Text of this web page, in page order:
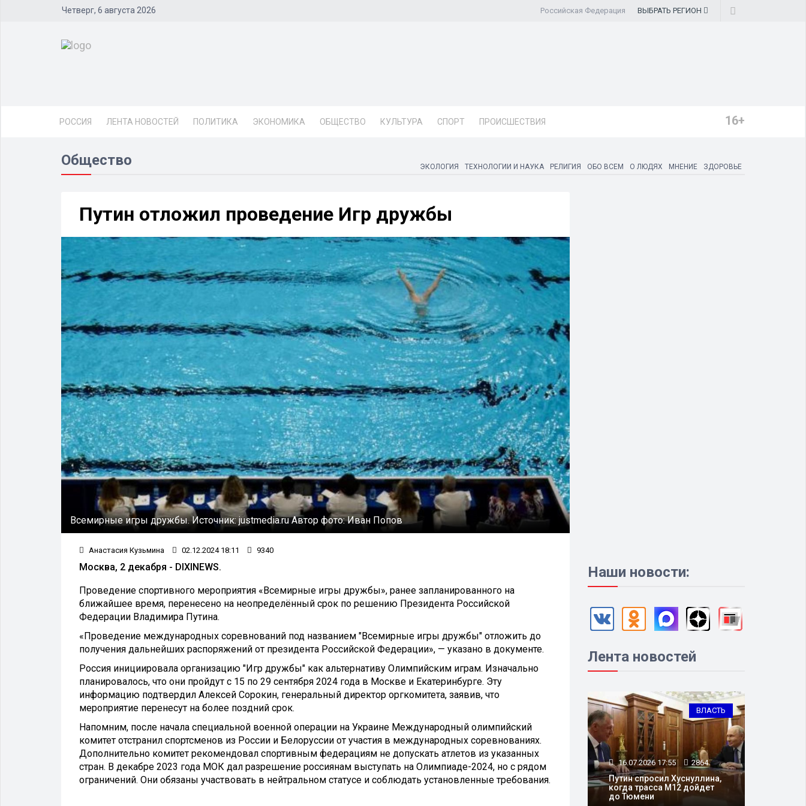
Четверг, 6 августа 2026 Российская Федерация ВЫБРАТЬ РЕГИОН
РОССИЯ ЛЕНТА НОВОСТЕЙ ПОЛИТИКА ЭКОНОМИКА ОБЩЕСТВО КУЛЬТУРА СПОРТ ПРОИСШЕСТВИЯ 16+
Общество ЭКОЛОГИЯ ТЕХНОЛОГИИ И НАУКА РЕЛИГИЯ ОБО ВСЕМ О ЛЮДЯХ МНЕНИЕ ЗДОРОВЬЕ
Путин отложил проведение Игр дружбы
Всемирные игры дружбы.Источник:justmedia.ruАвтор фото:Иван Попов
Анастасия Кузьмина 02.12.2024 18:11 9340
Москва, 2 декабря - DIXINEWS.
Проведение спортивного мероприятия «Всемирные игры дружбы», ранее запланированного на
ближайшее время, перенесено на неопределённый срок по решению Президента Российской
Федерации Владимира Путина.
«Проведение международных соревнований под названием "Всемирные игры дружбы" отложить до
получения дальнейших распоряжений от президента Российской Федерации», — указано в документе.
Россия инициировала организацию "Игр дружбы" как альтернативу Олимпийским играм. Изначально
планировалось, что они пройдут с 15 по 29 сентября 2024 года в Москве и Екатеринбурге. Эту
информацию подтвердил Алексей Сорокин, генеральный директор оргкомитета, заявив, что
мероприятие перенесут на более поздний срок.
Напомним, после начала специальной военной операции на Украине Международный олимпийский
комитет отстранил спортсменов из России и Белоруссии от участия в международных соревнованиях.
Дополнительно комитет рекомендовал спортивным федерациям не допускать атлетов из указанных
стран. В декабре 2023 года МОК дал разрешение россиянам выступать на Олимпиаде-2024, но с рядом
ограничений. Они обязаны участвовать в нейтральном статусе и соблюдать установленные требования.
Наши новости:
Лента новостей
ВЛАСТЬ
16.07.2026 17:55 2864
Путин спросил Хуснуллина,
когда трасса М12 дойдет
до Тюмени